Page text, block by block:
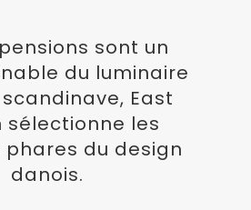
sont un
du luminaire
East
sélectionne les
phares du design
danois.